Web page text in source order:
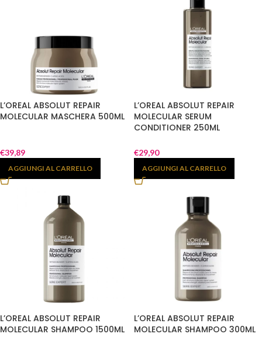
L’OREAL ABSOLUT REPAIR
MOLECULAR MASCHERA 500ML
€39,89
AGGIUNGI AL CARRELLO
L’OREAL ABSOLUT REPAIR
MOLECULAR SERUM
CONDITIONER 250ML
€29,90
AGGIUNGI AL CARRELLO
L’OREAL ABSOLUT REPAIR
MOLECULAR SHAMPOO 1500ML
L’OREAL ABSOLUT REPAIR
MOLECULAR SHAMPOO 300ML